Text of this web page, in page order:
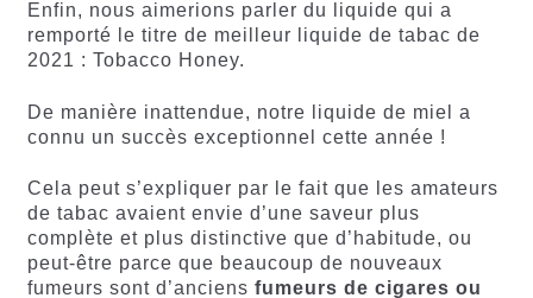
Enfin, nous aimerions parler du liquide qui a
remporté le titre de meilleur liquide de tabac de
2021 : Tobacco Honey.
De manière inattendue, notre liquide de miel a
connu un succès exceptionnel cette année !
Cela peut s’expliquer par le fait que les amateurs
de tabac avaient envie d’une saveur plus
complète et plus distinctive que d’habitude, ou
peut-être parce que beaucoup de nouveaux
fumeurs sont d’anciens fumeurs de cigares ou